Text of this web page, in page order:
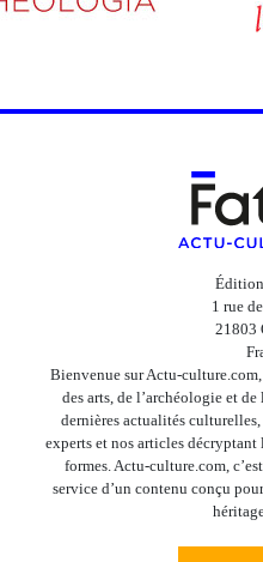
1 rue
21803
Bienvenue sur Actu-
des arts, de l’archéologie et
dernières actualités
experts et nos articles décryptant
formes. Actu-culture.com,
service d’un contenu conçu